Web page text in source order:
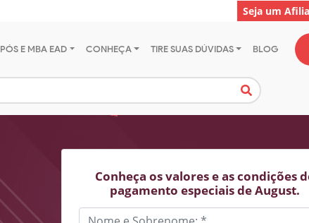
Seja um
PÓS E MBA EAD CONHEÇA TIRE SUAS DÚVIDAS BLOG
Conheça os valores e as condições
pagamento especiais de August.